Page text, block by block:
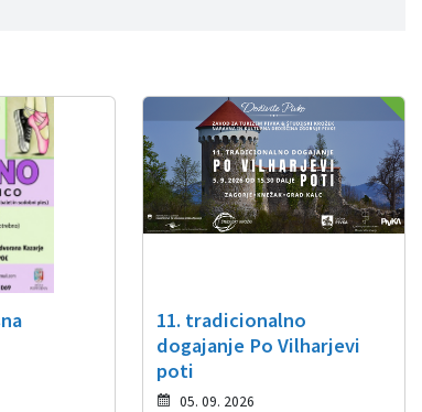
11. tradicionalno
dogajanje Po Vilharjevi
poti
05. 09. 2026